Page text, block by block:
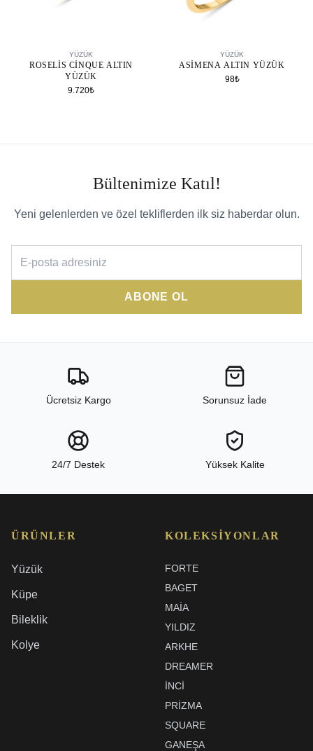
YÜZÜK
ROSELIS CINQUE ALTIN
YÜZÜK
9.720₺
YÜZÜK
ASIMENA ALTIN YÜZÜK
98₺
Bültenimize Katıl!
Yeni gelenlerden ve özel tekliflerden ilk siz haberdar olun.
ABONE OL
Ücretsiz Kargo Sorunsuz İade
24/7 Destek Yüksek Kalite
ÜRÜNLER
Yüzük
Küpe
Bileklik
Kolye
KOLEKSIYONLAR
FORTE
BAGET
MAIA
YILDIZ
ARKHE
DREAMER
İNCI
PRIZMA
SQUARE
GANEŞA